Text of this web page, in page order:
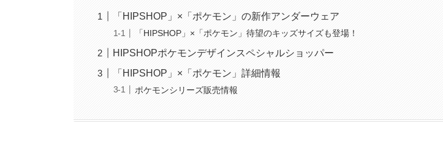
「HIPSHOP」×「ポケモン」の新作アンダーウェア
「HIPSHOP」×「ポケモン」待望のキッズサイズも登場！
HIPSHOPポケモンデザインスペシャルショッパー
「HIPSHOP」×「ポケモン」詳細情報
ポケモンシリーズ販売情報